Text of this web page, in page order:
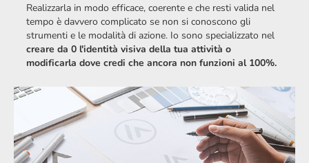
Realizzarla in modo efficace, coerente e che resti valida nel
tempo è davvero complicato se non si conoscono gli
strumenti e le modalità di azione. Io sono specializzato nel
creare da 0 l'identità visiva della tua attività o
modificarla dove credi che ancora non funzioni al 100%.